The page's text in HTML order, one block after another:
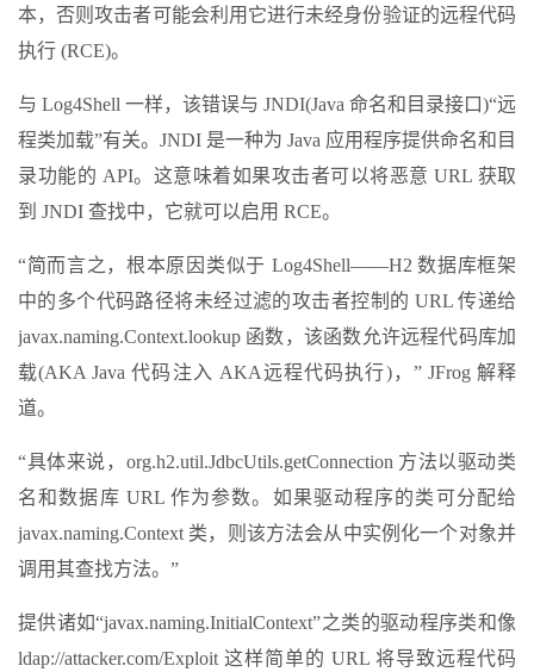
本，否则攻击者可能会利用它进行未经身份验证的远程代码
执行 (RCE)。
与 Log4Shell 一样，该错误与 JNDI(Java 命名和目录接口)“远
程类加载”有关。JNDI 是一种为 Java 应用程序提供命名和目
录功能的 API。这意味着如果攻击者可以将恶意 URL 获取
到 JNDI 查找中，它就可以启用 RCE。
“简而言之，根本原因类似于 Log4Shell——H2 数据库框架
中的多个代码路径将未经过滤的攻击者控制的 URL 传递给
javax.naming.Context.lookup 函数，该函数允许远程代码库加
载(AKA Java 代码注入 AKA远程代码执行)，” JFrog 解释
道。
“具体来说，org.h2.util.JdbcUtils.getConnection 方法以驱动类
名和数据库 URL 作为参数。如果驱动程序的类可分配给
javax.naming.Context 类，则该方法会从中实例化一个对象并
调用其查找方法。”
提供诸如“javax.naming.InitialContext”之类的驱动程序类和像
ldap://attacker.com/Exploit 这样简单的 URL 将导致远程代码